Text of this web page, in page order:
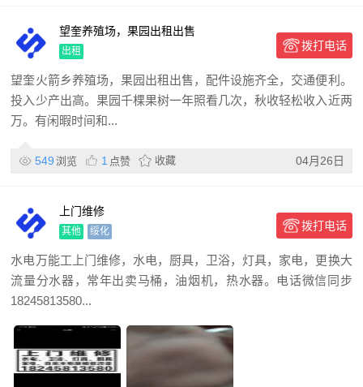
望奎养殖场，果园出租出售
出租 拨打电话
望奎火箭乡养殖场，果园出租出售，配件设施齐全，交通便利。
投入少产出高。果园千棵果树一年照看几次，秋收轻松收入近两
万。有闲暇时间和...
549 浏览 1 点赞 收藏 04月26日
上门维修
其他 绥化 拨打电话
水电万能工上门维修，水电，厨具，卫浴，灯具，家电，更换大
流量分水器，常年出卖马桶，油烟机，热水器。电话微信同步
18245813580...